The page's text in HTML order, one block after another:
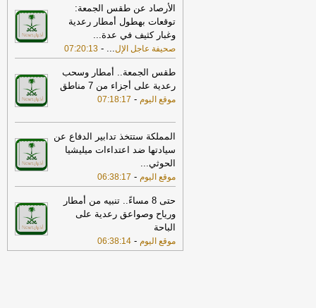
السفر إلى المنطقة -
LBCI
15:10
«الأرصاد»:الرياض والدمام الأعلى
حرارة بـ46 مئوية.. وأبها الأدنى
صحيفة
عاجل الإلكترونية
21:52
ضبط 23 كيلوجرامًا من الحشيش
والكوكايين.. مكافحة المخدرات تطيح بـ4
متهمين في 3 مناطق
- صحيفة عاجل الإلكترونية
17:30
أمين الجامعة العربية: نحذر من
إقدام بعض الأطراف من محاولات جبانة
لتوسيع رقعة الصراع-لبنانون 24
17:46
وزير الخزانة الأميركي: لن نسمح
لإيران اتخاذ التجارة العالمية رهينة أو
استخدام الشحن الدولي لتمويل الحرس
الثوري - لبنانون 24
18:00
إيران: لن نسمح لأي جهة تتلقى
تعويضات من أموالنا المجمدة بالعبور عبر
الأرصاد عن طقس الجمعة:
توقعات بهطول أمطار رعدية
وغبار كثيف في عدة...
صحيفة عاجل الإل...
-
07:20:13
طقس الجمعة.. أمطار وسحب
رعدية على أجزاء من 7 مناطق
موقع اليوم -
07:18:17
المملكة ستتخذ تدابير الدفاع عن
سيادتها ضد اعتداءات ميليشيا
الحوثي...
موقع اليوم -
06:38:17
حتى 8 مساءً.. تنبيه من أمطار
ورياح وصواعق رعدية على
الباحة
موقع اليوم -
06:38:14